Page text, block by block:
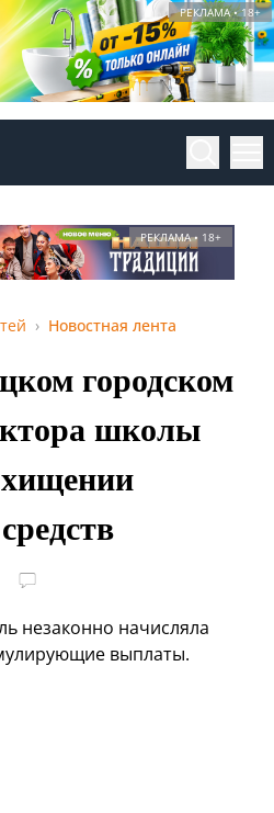
РЕКЛАМА • 18+
РЕКЛАМА • 18+
Новостная лента
городском
школы
незаконно начисляла
выплаты.